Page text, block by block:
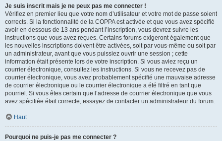
Je suis inscrit mais je ne peux pas me connecter !
Vérifiez en premier lieu que votre nom d’utilisateur et votre mot de passe soient
corrects. Si la fonctionnalité de la COPPA est activée et que vous avez spécifié
avoir en dessous de 13 ans pendant l’inscription, vous devrez suivre les
instructions que vous avez reçues. Certains forums exigeront également que
les nouvelles inscriptions doivent être activées, soit par vous-même ou soit par
un administrateur, avant que vous puissiez ouvrir une session ; cette
information était présente lors de votre inscription. Si vous aviez reçu un
courrier électronique, consultez les instructions. Si vous ne recevez pas de
courrier électronique, vous avez probablement spécifié une mauvaise adresse
de courrier électronique ou le courrier électronique a été filtré en tant que
pourriel. Si vous êtes certain que l’adresse de courrier électronique que vous
avez spécifiée était correcte, essayez de contacter un administrateur du forum.
Haut
Pourquoi ne puis-je pas me connecter ?